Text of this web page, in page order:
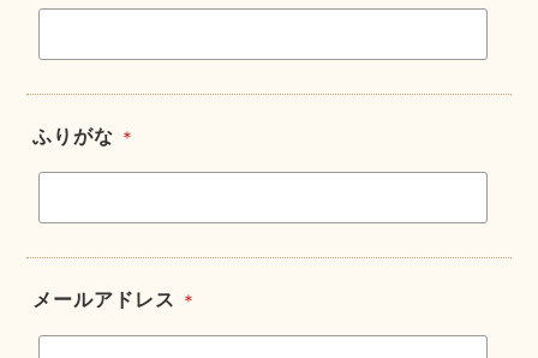
ふりがな ＊
メールアドレス ＊